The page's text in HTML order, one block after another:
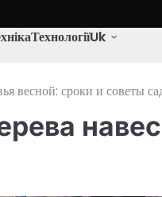
ТехнологіїUk
весной: сроки и советы